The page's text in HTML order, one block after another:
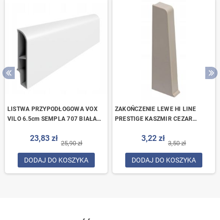
LISTWA PRZYPODŁOGOWA VOX
VILO 6.5cm SEMPLA 707 BIAŁA
23,83 zł
25,90 zł
DODAJ DO KOSZYKA
ZAKOŃCZENIE LEWE HI LINE
PRESTIGE KASZMIR CEZAR
3,22 zł
3,50 zł
DODAJ DO KOSZYKA